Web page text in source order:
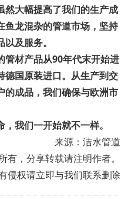
然大幅提高了我们的生产成
鱼龙混杂的管道市场，坚持
及服务。
材产品从90年代末开始进
德国原装进口。从生产到交
的成品，我们确保与欧洲市
我们一开始就不一样。
来源：洁水管道
有，分享转载请注明作者。
侵权请立即与我们联系删除